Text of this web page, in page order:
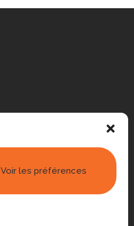
Voir les préférences